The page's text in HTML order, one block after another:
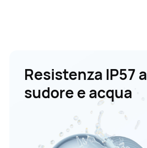
Resistenza IP57 a
sudore e acqua